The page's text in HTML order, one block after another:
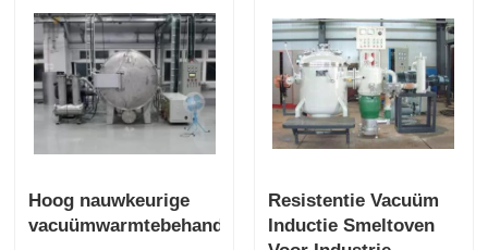
Hoog nauwkeurige
vacuümwarmtebehandelingsoven1
Resistentie Vacuüm
Inductie Smeltoven